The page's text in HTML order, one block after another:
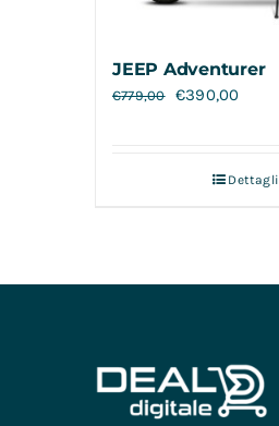
JEEP Adventurer
€779,00 €390,00
Dettagli